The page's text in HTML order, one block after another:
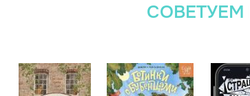
СОВЕТУЕМ